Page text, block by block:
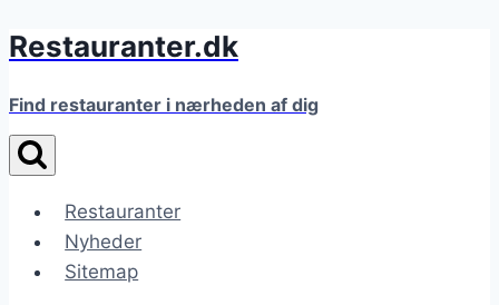
Fortsæt
indhold
Restauranter.dk
Find restauranter i nærheden af dig
Restauranter
Nyheder
Sitemap